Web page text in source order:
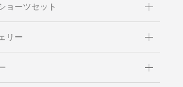
ョーツセット
リー